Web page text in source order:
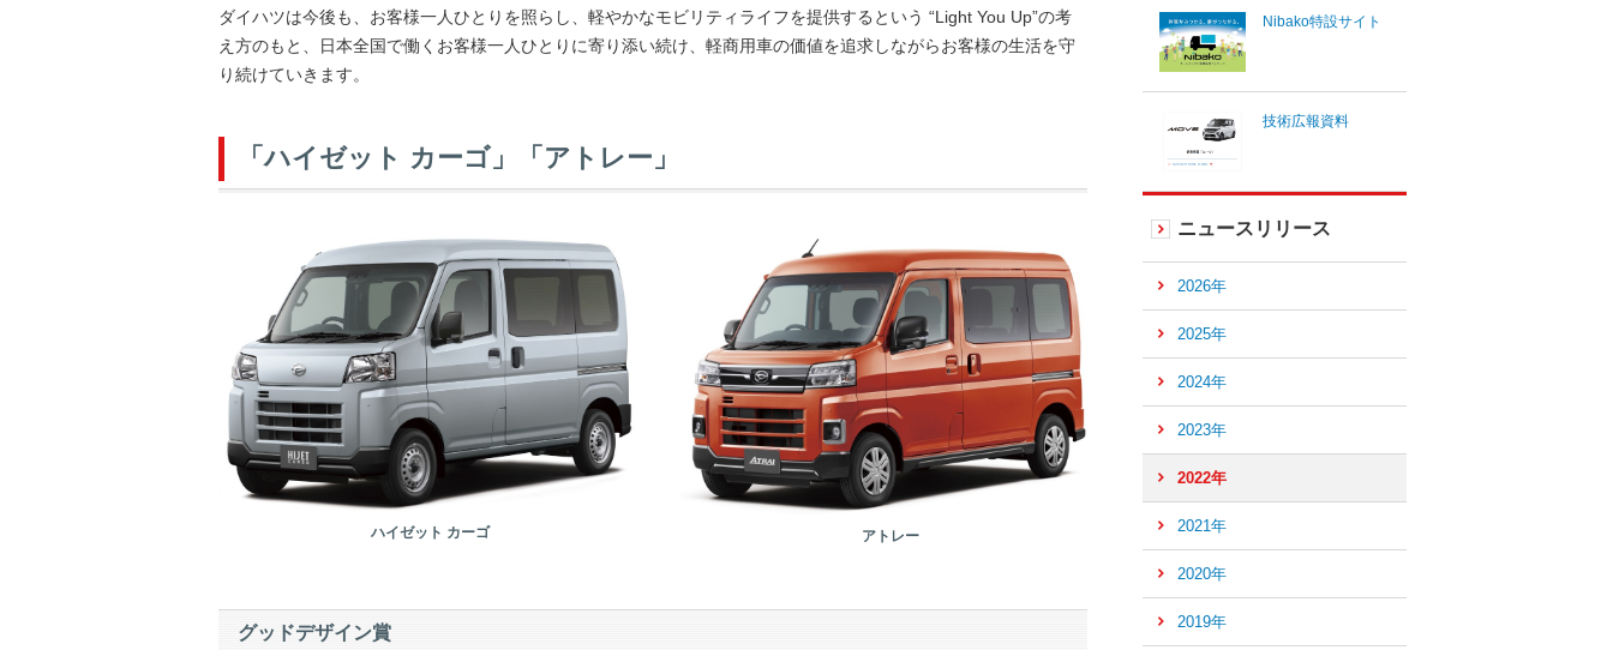
ダイハツは今後も、お客様一人ひとりを照らし、軽やかなモビリティライフを提供するという “Light You Up”の考
え方のもと、日本全国で働くお客様一人ひとりに寄り添い続け、軽商用車の価値を追求しながらお客様の生活を守
り続けていきます。
「ハイゼット カーゴ」「アトレー」
ハイゼット カーゴ アトレー
グッドデザイン賞
Nibako特設サイト
技術広報資料
ニュースリリース
2026年
2025年
2024年
2023年
2022年
2021年
2020年
2019年